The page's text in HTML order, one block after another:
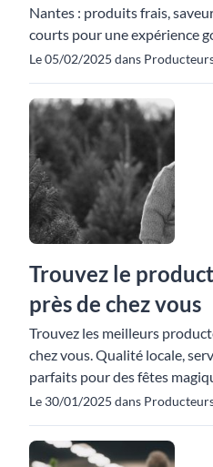
Nantes : produits frais,
courts pour une expérience
Le 05/02/2025 dans
Trouvez le
près de chez vous
Trouvez les meilleurs
chez vous. Qualité locale,
parfaits pour des fêtes
Le 30/01/2025 dans